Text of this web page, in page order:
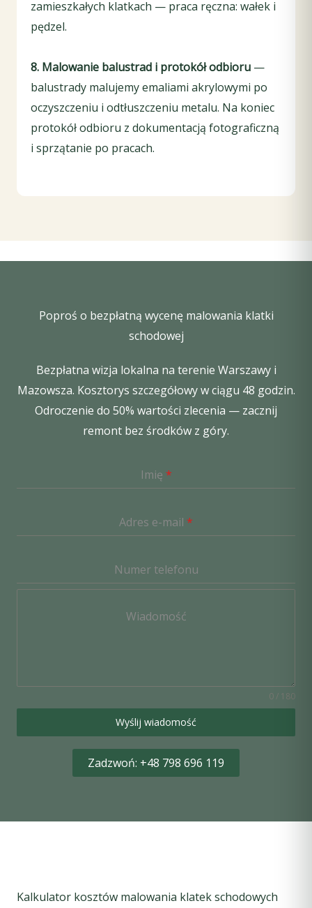
zamieszkałych klatkach — praca ręczna: wałek i
pędzel.
8. Malowanie balustrad i protokół odbioru —
balustrady malujemy emaliami akrylowymi po
oczyszczeniu i odtłuszczeniu metalu. Na koniec
protokół odbioru z dokumentacją fotograficzną
i sprzątanie po pracach.
Poproś o bezpłatną wycenę malowania klatki
schodowej
Bezpłatna wizja lokalna na terenie Warszawy i
Mazowsza. Kosztorys szczegółowy w ciągu 48 godzin.
Odroczenie do 50% wartości zlecenia — zacznij
remont bez środków z góry.
Imię *
Adres e-mail *
Numer telefonu
Wiadomość
0 / 180
Wyślij wiadomość
Zadzwoń: +48 798 696 119
Kalkulator kosztów malowania klatek schodowych